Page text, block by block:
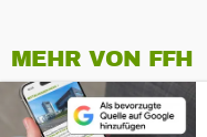
MEHR VON FFH